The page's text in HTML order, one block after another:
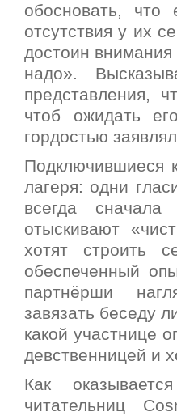
обосновать, что
отсутствия у их
достоин внимания
надо».
представления,
чтоб ожидать
гордостью
Подключившиеся
лагеря: одни
всегда
отыскивают
хотят строить
обеспеченный
партнёрши
завязать беседу
какой участнице
девственницей и
Как
читательниц